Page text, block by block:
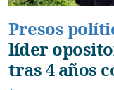
Presos
líder
tras 4 años